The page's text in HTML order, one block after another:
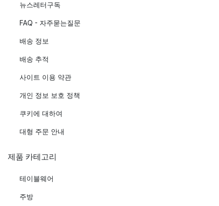
뉴스레터구독
FAQ - 자주묻는질문
배송 정보
배송 추적
사이트 이용 약관
개인 정보 보호 정책
쿠키에 대하여
대형 주문 안내
제품 카테고리
테이블웨어
주방